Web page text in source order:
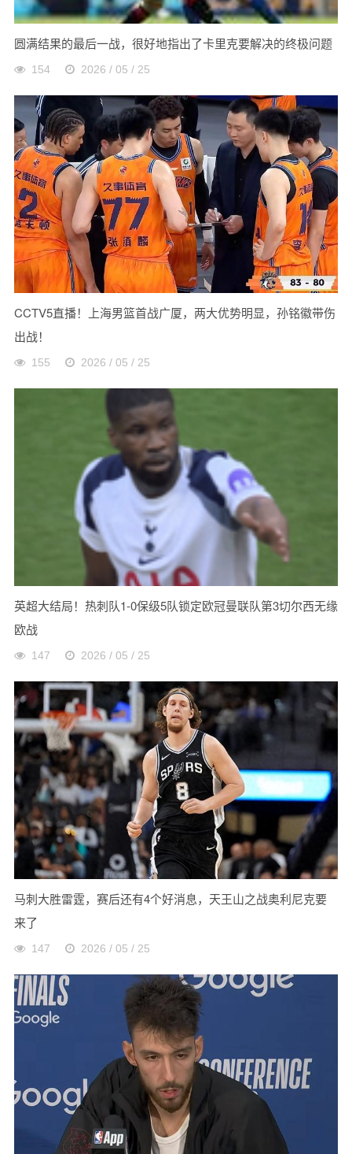
圆满结果的最后一战，很好地指出了卡里克要解决的终极问题
154 2026 / 05 / 25
CCTV5直播！上海男篮首战广厦，两大优势明显，孙铭徽带伤
出战！
155 2026 / 05 / 25
英超大结局！热刺队1-0保级5队锁定欧冠曼联队第3切尔西无缘
欧战
147 2026 / 05 / 25
马刺大胜雷霆，赛后还有4个好消息，天王山之战奥利尼克要
来了
147 2026 / 05 / 25